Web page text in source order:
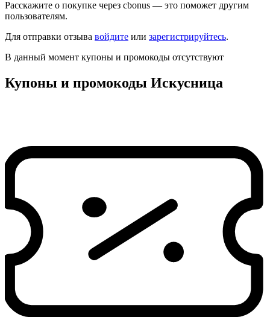
Расскажите о покупке через cbonus — это поможет другим
пользователям.
Для отправки отзыва войдите или зарегистрируйтесь.
В данный момент купоны и промокоды отсутствуют
Купоны и промокоды Искусница